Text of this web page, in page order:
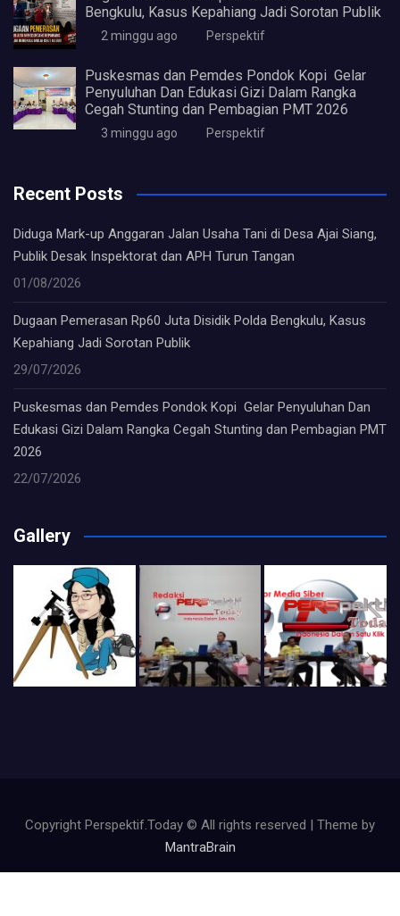
Bengkulu, Kasus Kepahiang Jadi Sorotan Publik
2 minggu ago Perspektif
Puskesmas dan Pemdes Pondok Kopi Gelar
Penyuluhan Dan Edukasi Gizi Dalam Rangka
Cegah Stunting dan Pembagian PMT 2026
3 minggu ago Perspektif
Recent Posts
Diduga Mark-up Anggaran Jalan Usaha Tani di Desa Ajai Siang,
Publik Desak Inspektorat dan APH Turun Tangan
01/08/2026
Dugaan Pemerasan Rp60 Juta Disidik Polda Bengkulu, Kasus
Kepahiang Jadi Sorotan Publik
29/07/2026
Puskesmas dan Pemdes Pondok Kopi Gelar Penyuluhan Dan
Edukasi Gizi Dalam Rangka Cegah Stunting dan Pembagian PMT
2026
22/07/2026
Gallery
Copyright Perspektif.Today © All rights reserved | Theme by
MantraBrain